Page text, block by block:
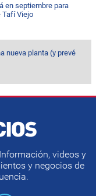
en septiembre para
Tafí Viejo
nueva planta (y prevé
videos y
y negocios de